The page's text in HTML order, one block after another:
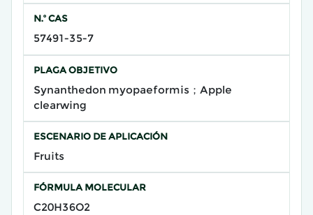
N.º CAS
57491-35-7
PLAGA OBJETIVO
Synanthedon myopaeformis；Apple
clearwing
ESCENARIO DE APLICACIÓN
Fruits
FÓRMULA MOLECULAR
C20H36O2